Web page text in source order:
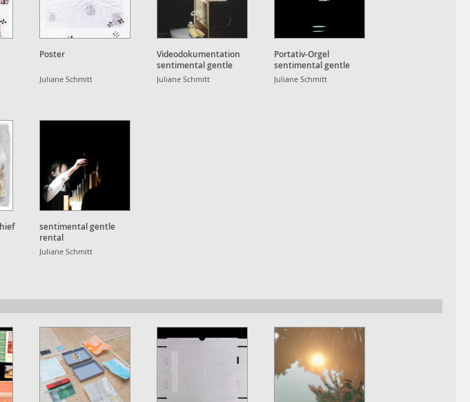
Poster
Juliane Schmitt
Videodokumentation
sentimental gentle
rental
Juliane Schmitt
Portativ-Orgel
sentimental gentle
rental
Juliane Schmitt
sentimental gentle
rental
Juliane Schmitt